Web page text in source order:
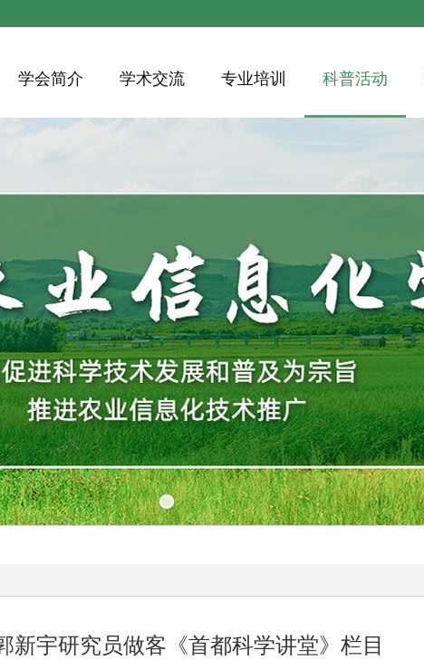
学会简介 学术交流 专业培训 科普活动
新宇研究员做客《首都科学讲堂》栏目